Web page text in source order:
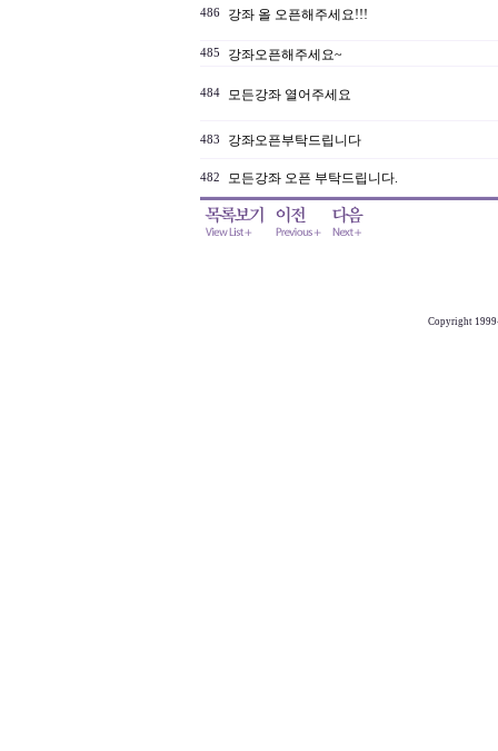
486 강좌 올 오픈해주세요!!!
485 강좌오픈해주세요~
484 모든강좌 열어주세요
483 강좌오픈부탁드립니다
482 모든강좌 오픈 부탁드립니다.
Copyright